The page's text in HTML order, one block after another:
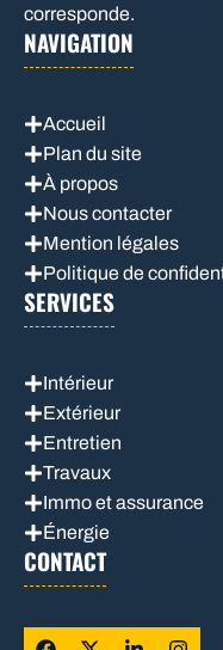
corresponde.
NAVIGATION
Accueil
Plan du site
À propos
Nous contacter
Mention légales
Politique de
SERVICES
Intérieur
Extérieur
Entretien
Travaux
Immo et assurance
Énergie
CONTACT